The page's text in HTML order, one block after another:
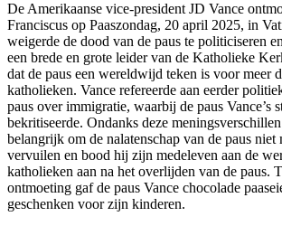
De Amerikaanse vice-president JD Vance
Franciscus op Paaszondag, 20 april 2025, in
weigerde de dood van de paus te politiciseren
een brede en grote leider van de Katholieke
dat de paus een wereldwijd teken is voor meer
katholieken. Vance refereerde aan eerder
paus over immigratie, waarbij de paus Vance’s
bekritiseerde. Ondanks deze
belangrijk om de nalatenschap van de paus niet
vervuilen en bood hij zijn medeleven aan de
katholieken aan na het overlijden van de paus.
ontmoeting gaf de paus Vance chocolade
geschenken voor zijn kinderen.